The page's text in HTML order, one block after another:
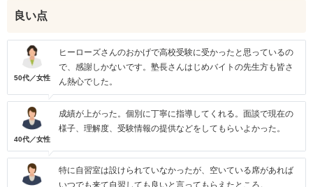
良い点
50代／女性
ヒーローズさんのおかげで高校受験に受かったと思っているの
で、感謝しかないです。塾長さんはじめバイトの先生方も皆さ
ん熱心でした。
40代／女性
成績が上がった。個別に丁寧に指導してくれる。面談で現在の
様子、理解度、受験情報の提供などをしてもらいよかった。
特に自習室は設けられていなかったが、空いている席があれば
いつでも来て自習しても良いと言ってもらえたところ。